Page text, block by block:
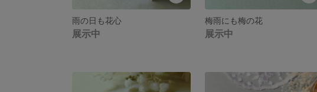
雨の日も花心
展示中
梅雨にも梅の花
展示中